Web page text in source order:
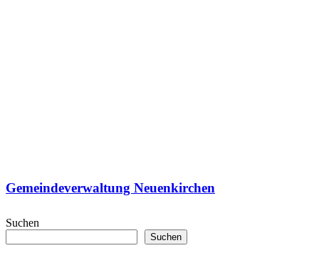
Gemeindeverwaltung Neuenkirchen
Suchen
Suchen